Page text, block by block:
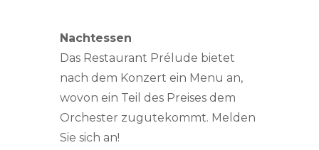
Nachtessen
Das Restaurant Prélude bietet
nach dem Konzert ein Menu an,
wovon ein Teil des Preises dem
Orchester zugutekommt. Melden
Sie sich an!